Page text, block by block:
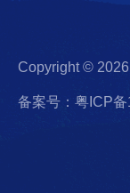
Copyright ©
备案号：粤ICP